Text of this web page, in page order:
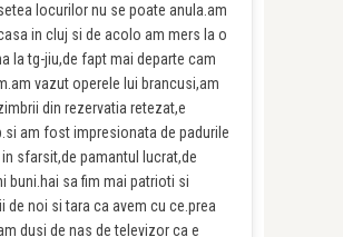
locurilor nu se poate anula.am
in cluj si de acolo am mers la o
la tg-jiu,de fapt mai departe cam
vazut operele lui brancusi,am
din rezervatia retezat,e
am fost impresionata de padurile
sfarsit,de pamantul lucrat,de
buni.hai sa fim mai patrioti si
de noi si tara ca avem cu ce.prea
dusi de nas de televizor ca e